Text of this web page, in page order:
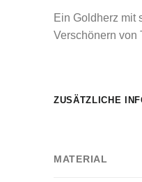
Ein Goldherz mit
Verschönern von
ZUSÄTZLICHE
MATERIAL